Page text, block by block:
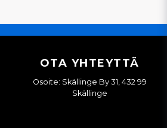
OTA YHTEYTTÄ
Osoite: Skällinge By 31, 432 99
Skällinge